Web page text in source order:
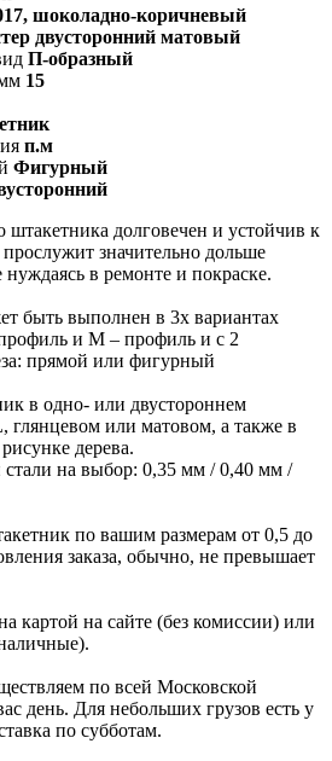
шоколадно-коричневый
двусторонний матовый
П-образный
15
п.м
Фигурный
штакетника долговечен и устойчив к
значительно дольше
нуждаясь в ремонте и покраске.
быть выполнен в 3х вариантах
и М – профиль и с 2
прямой или фигурный
в одно- или двустороннем
глянцевом или матовом, а также в
дерева.
на выбор: 0,35 мм / 0,40 мм /
по вашим размерам от 0,5 до
заказа, обычно, не превышает
картой на сайте (без комиссии) или
по всей Московской
день. Для небольших грузов есть у
по субботам.